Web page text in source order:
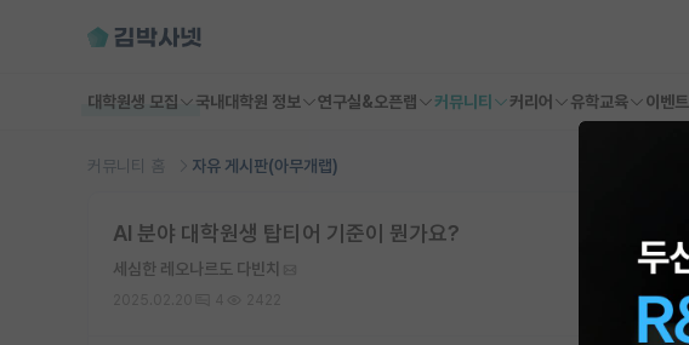
대학원생 모집 국내대학원 정보 연구실&오픈랩 커뮤니티 커리어 유학교육 이벤트
커뮤니티 홈 자유 게시판(아무개랩)
AI 분야 대학원생 탑티어 기준이 뭔가요?
세심한 레오나르도 다빈치